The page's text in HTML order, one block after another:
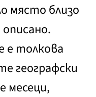
място близо
е толкова
географски
месеци,